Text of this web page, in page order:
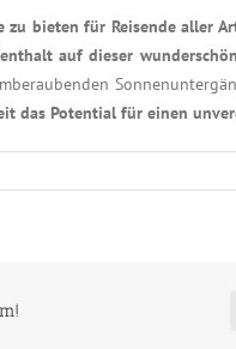
bieten für Reisende aller
auf dieser
das Potential für einen